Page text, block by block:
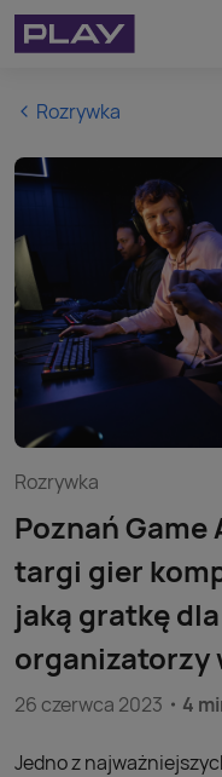
Rozrywka
Rozrywka
Poznań Game
targi gier
jaką gratkę
organizatorzy
26 czerwca 2023 4
Jedno z